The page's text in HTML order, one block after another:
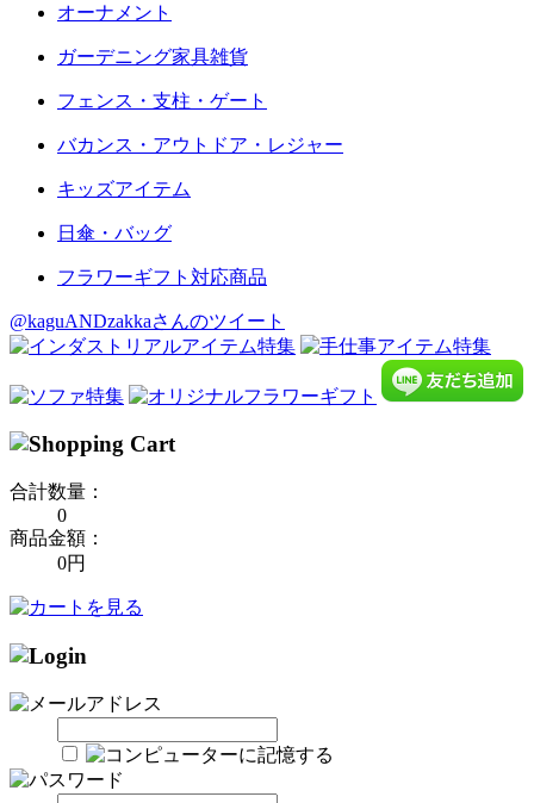
オーナメント
ガーデニング家具雑貨
フェンス・支柱・ゲート
バカンス・アウトドア・レジャー
キッズアイテム
日傘・バッグ
フラワーギフト対応商品
@kaguANDzakkaさんのツイート
合計数量：
0
商品金額：
0円